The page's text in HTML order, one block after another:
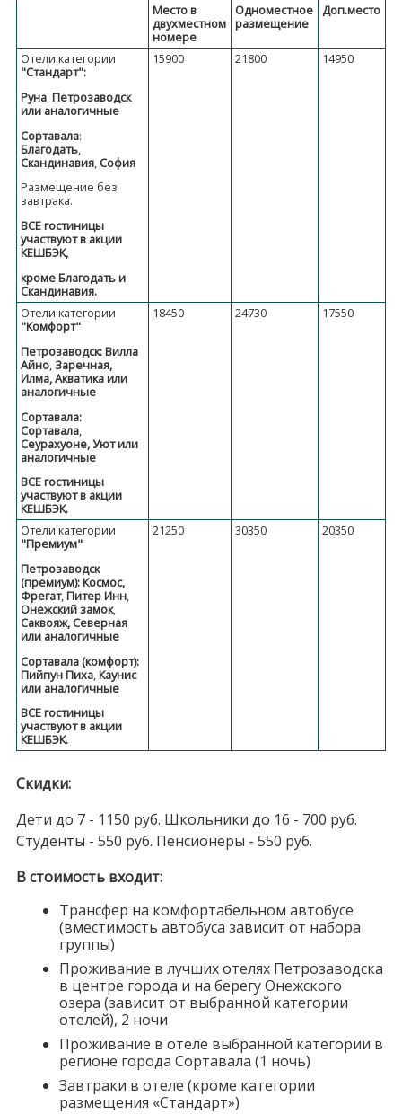
Место в
двухместном
номере
Одноместное
размещение
Доп.место
Отели категории
"Стандарт":
Руна,Петрозаводск
или аналогичные
Сортавала:
Благодать,
Скандинавия, София
Размещение без
завтрака.
ВСЕ гостиницы
участвуют в акции
КЕШБЭК,
кроме Благодать и
Скандинавия.
15900 21800 14950
Отели категории
"Комфорт"
Петрозаводск: Вилла
Айно,Заречная,
Илма, Акватика или
аналогичные
Сортавала:
Сортавала,
Сеурахуоне, Уют или
аналогичные
ВСЕ гостиницы
участвуют в акции
КЕШБЭК.
18450 24730 17550
Отели категории
"Премиум"
Петрозаводск
(премиум): Космос,
Фрегат,Питер Инн,
Онежский замок,
Саквояж, Северная
или аналогичные
Сортавала (комфорт):
Пийпун Пиха, Каунис
или аналогичные
ВСЕ гостиницы
участвуют в акции
КЕШБЭК.
21250 30350 20350
Скидки:
Дети до 7 - 1150 руб. Школьники до 16 - 700 руб.
Студенты - 550 руб. Пенсионеры - 550 руб.
В стоимость входит:
Трансфер на комфортабельном автобусе
(вместимость автобуса зависит от набора
группы)
Проживание в лучших отелях Петрозаводска
в центре города и на берегу Онежского
озера (зависит от выбранной категории
отелей), 2 ночи
Проживание в отеле выбранной категории в
регионе города Сортавала (1 ночь)
Завтраки в отеле (кроме категории
размещения «Стандарт»)